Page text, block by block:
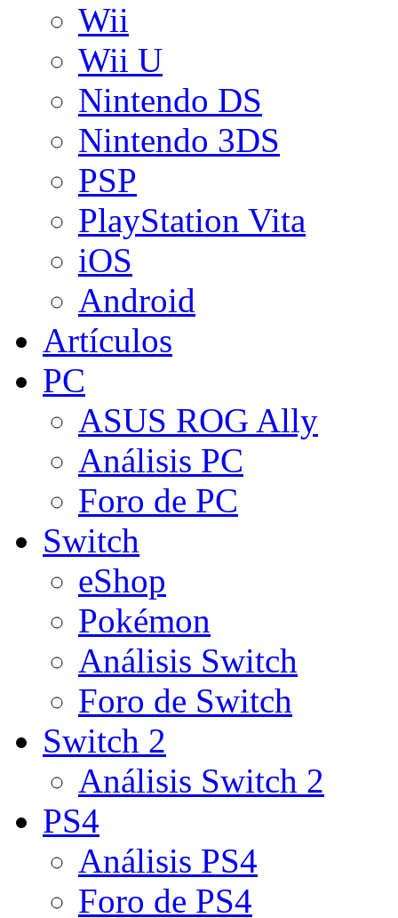
Wii
Wii U
Nintendo DS
Nintendo 3DS
PSP
PlayStation Vita
iOS
Android
Artículos
PC
ASUS ROG Ally
Análisis PC
Foro de PC
Switch
eShop
Pokémon
Análisis Switch
Foro de Switch
Switch 2
Análisis Switch 2
PS4
Análisis PS4
Foro de PS4